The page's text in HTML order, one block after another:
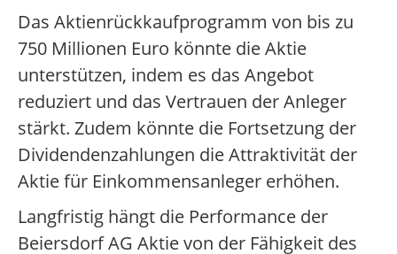
Das Aktienrückkaufprogramm von bis zu
750 Millionen Euro könnte die Aktie
unterstützen, indem es das Angebot
reduziert und das Vertrauen der Anleger
stärkt. Zudem könnte die Fortsetzung der
Dividendenzahlungen die Attraktivität der
Aktie für Einkommensanleger erhöhen.
Langfristig hängt die Performance der
Beiersdorf AG Aktie von der Fähigkeit des